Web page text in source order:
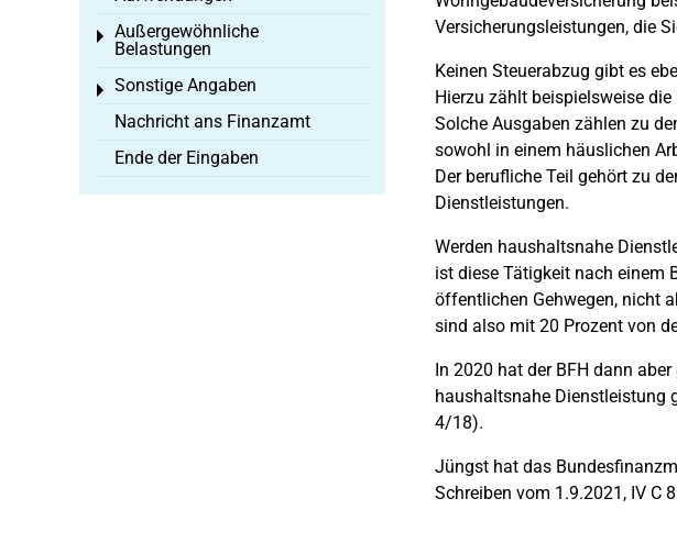
Versicherungsleistungen, die
Keinen Steuerabzug gibt es
Hierzu zählt beispielsweise
Solche Ausgaben zählen zu
sowohl in einem häuslichen
Der berufliche Teil gehört zu
Dienstleistungen.
Werden haushaltsnahe
ist diese Tätigkeit nach einem
öffentlichen Gehwegen, nicht
sind also mit 20 Prozent von
In 2020 hat der BFH dann
haushaltsnahe Dienstleistung
4/18).
Jüngst hat das
Schreiben vom 1.9.2021, IV C
Außergewöhnliche
Belastungen
Toggle menu
Sonstige Angaben
Toggle menu
Nachricht ans Finanzamt
Ende der Eingaben